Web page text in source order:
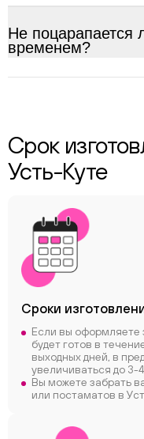
Не поцарапается
временем?
Срок
Усть-Куте
Сроки
Если вы оформляете
будет готов в
выходных дней, в
увеличиваться до 3-
Вы можете забрать
или постаматов в